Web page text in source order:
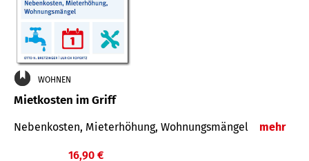
WOHNEN
Mietkosten im Griff
Nebenkosten, Mieterhöhung, Wohnungsmängel mehr
16,90 €